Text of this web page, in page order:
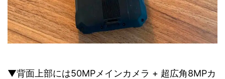
▼背面上部には50MPメインカメラ + 超広角8MPカ